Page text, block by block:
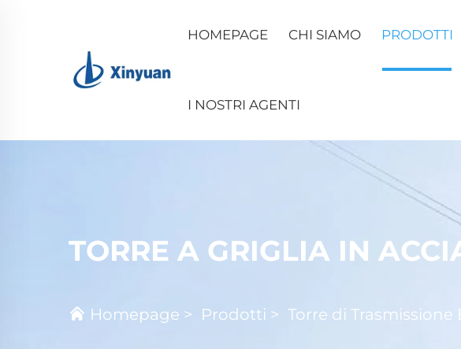
HOMEPAGE CHI SIAMO PRODOTTI
I NOSTRI AGENTI
TORRE A GRIGLIA IN
Homepage > Prodotti > Torre di Trasmissione